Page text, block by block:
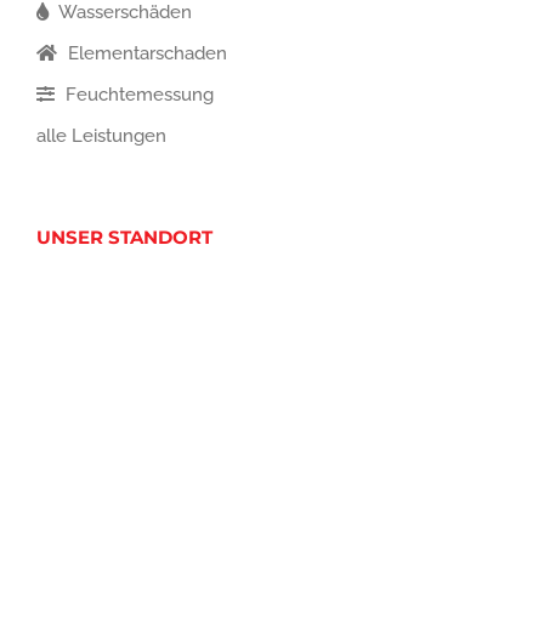
Wasserschäden
Elementarschaden
Feuchtemessung
alle Leistungen
UNSER STANDORT